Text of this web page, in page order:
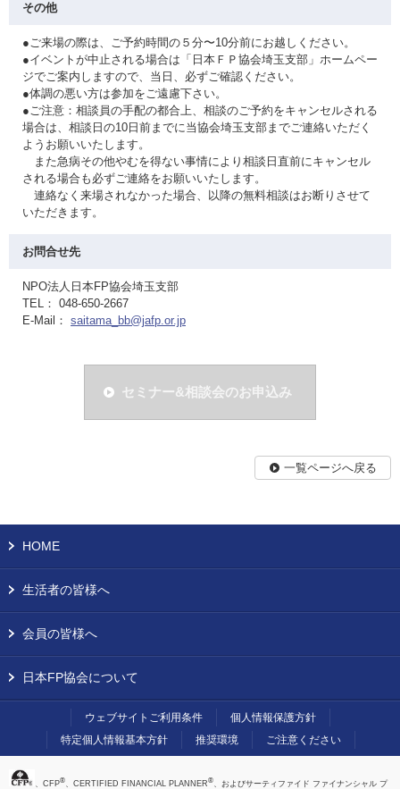
その他
●ご来場の際は、ご予約時間の５分〜10分前にお越しください。
●イベントが中止される場合は「日本ＦＰ協会埼玉支部」ホームペー
ジでご案内しますので、当日、必ずご確認ください。
●体調の悪い方は参加をご遠慮下さい。
●ご注意：相談員の手配の都合上、相談のご予約をキャンセルされる
場合は、相談日の10日前までに当協会埼玉支部までご連絡いただく
ようお願いいたします。
また急病その他やむを得ない事情により相談日直前にキャンセル
される場合も必ずご連絡をお願いいたします。
連絡なく来場されなかった場合、以降の無料相談はお断りさせて
いただきます。
お問合せ先
NPO法人日本FP協会埼玉支部
TEL： 048-650-2667
E-Mail： saitama_bb@jafp.or.jp
セミナー&相談会のお申込み
一覧ページへ戻る
HOME
生活者の皆様へ
会員の皆様へ
日本FP協会について
ウェブサイトご利用条件
個人情報保護方針
特定個人情報基本方針
推奨環境 ご注意ください
、CFP®、CERTIFIED FINANCIAL PLANNER®、およびサーティファイド ファイナンシャル プ